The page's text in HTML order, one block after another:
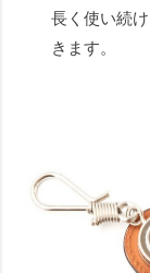
長く使い続
きます。